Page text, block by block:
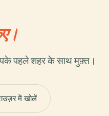
पहले शहर के साथ मुफ़्त।
में खोलें